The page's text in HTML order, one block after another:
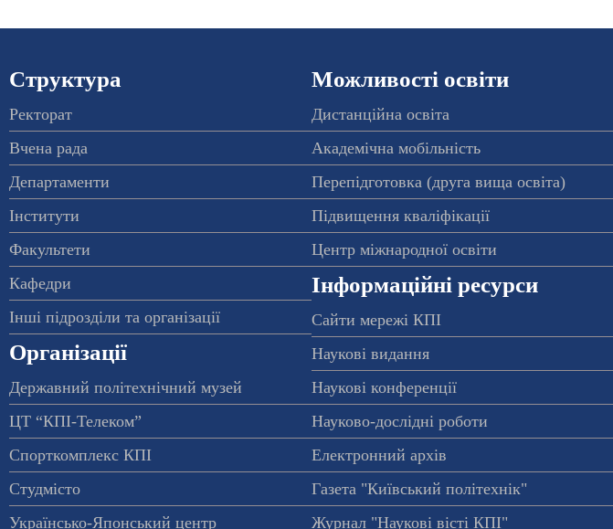
Структура
Ректорат
Вчена рада
Департаменти
Інститути
Факультети
Кафедри
Інші підрозділи та організації
Організації
Державний політехнічний музей
ЦТ “КПІ-Телеком”
Спорткомплекс КПІ
Студмісто
Українсько-Японський центр
Можливості освіти
Дистанційна освіта
Академічна мобільність
Перепідготовка (друга вища освіта)
Підвищення кваліфікації
Центр міжнародної освіти
Інформаційні ресурси
Сайти мережі КПІ
Наукові видання
Наукові конференції
Науково-дослідні роботи
Електронний архів
Газета "Київський політехнік"
Журнал "Наукові вісті КПІ"